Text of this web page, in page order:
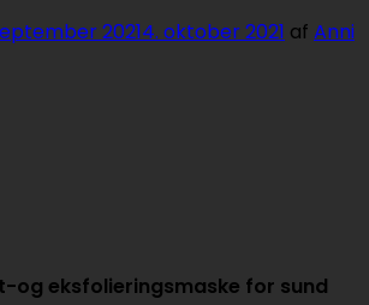
20214. oktober 2021 af Anni
og eksfolieringsmaske for sund